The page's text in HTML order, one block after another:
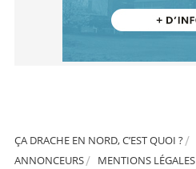
ÇA DRACHE EN NORD, C’EST QUOI ?
ANNONCEURS
MENTIONS LÉGALES